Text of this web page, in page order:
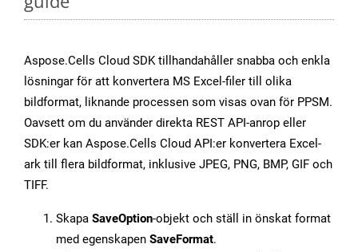
Aspose.Cells Cloud SDK tillhandahåller snabba och enkla
lösningar för att konvertera MS Excel-filer till olika
bildformat, liknande processen som visas ovan för PPSM.
Oavsett om du använder direkta REST API-anrop eller
SDK:er kan Aspose.Cells Cloud API:er konvertera Excel-
ark till flera bildformat, inklusive JPEG, PNG, BMP, GIF och
TIFF.
Skapa SaveOption-objekt och ställ in önskat format
med egenskapen SaveFormat.